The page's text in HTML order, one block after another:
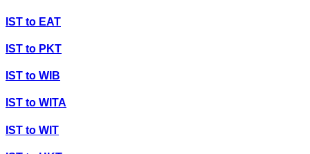
IST to EAT
IST to PKT
IST to WIB
IST to WITA
IST to WIT